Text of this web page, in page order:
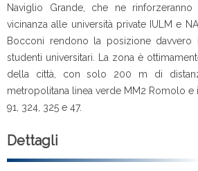
Naviglio Grande, che ne
vicinanza alle università private IULM e
Bocconi rendono la posizione davvero
studenti universitari. La zona è
della città, con solo 200 m di
metropolitana linea verde MM2 Romolo
91, 324, 325 e 47.
Dettagli